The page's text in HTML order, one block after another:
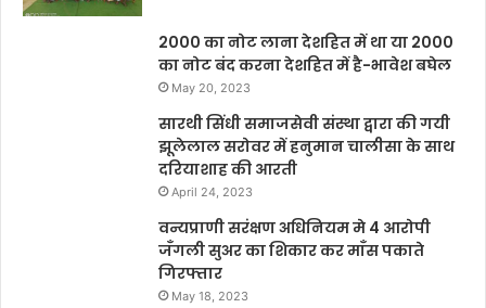
2000 का नोट लाना देशहित में था या 2000
का नोट बंद करना देशहित में है-भावेश बघेल
May 20, 2023
सारथी सिंधी समाजसेवी संस्था द्वारा की गयी
झूलेलाल सरोवर में हनुमान चालीसा के साथ
दरियाशाह की आरती
April 24, 2023
वन्यप्राणी सरंक्षण अधिनियम मे 4 आरोपी
जँगली सुअर का शिकार कर माँस पकाते
गिरफ्तार
May 18, 2023